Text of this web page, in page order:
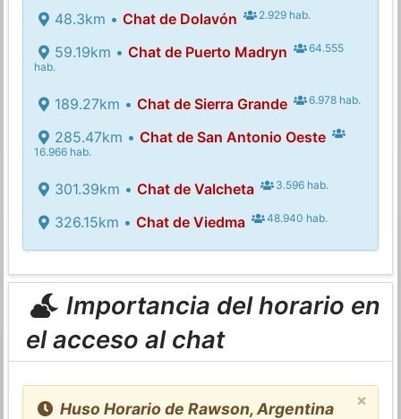
48.3km • Chat de Dolavón 2.929 hab.
59.19km • Chat de Puerto Madryn
64.555
hab.
189.27km • Chat de Sierra Grande 6.978 hab.
285.47km • Chat de San Antonio Oeste
16.966 hab.
301.39km • Chat de Valcheta 3.596 hab.
326.15km • Chat de Viedma 48.940 hab.
Importancia del horario en
el acceso al chat
×
Huso Horario de Rawson, Argentina